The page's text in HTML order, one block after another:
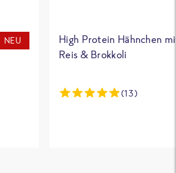
NEU
High Protein Hähnchen
Reis & Brokkoli
(13)